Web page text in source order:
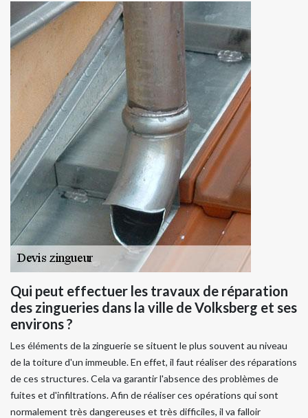
Qui peut effectuer les travaux de réparation
des zingueries dans la ville de Volksberg et ses
environs ?
Les éléments de la zinguerie se situent le plus souvent au niveau
de la toiture d'un immeuble. En effet, il faut réaliser des réparations
de ces structures. Cela va garantir l'absence des problèmes de
fuites et d'infiltrations. Afin de réaliser ces opérations qui sont
normalement très dangereuses et très difficiles, il va falloir